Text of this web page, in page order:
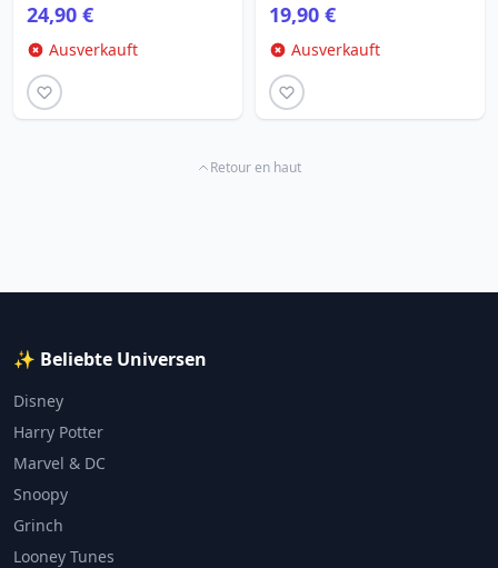
24,90 €
Ausverkauft
19,90 €
Ausverkauft
Retour en haut
✨ Beliebte Universen
Disney
Harry Potter
Marvel & DC
Snoopy
Grinch
Looney Tunes